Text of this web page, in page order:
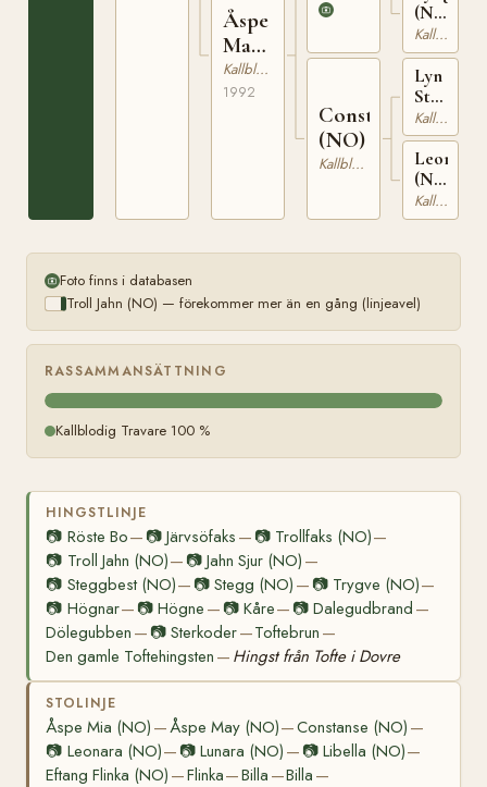
Åspe
May
(NO)
Kallblodig Travare
1992
Constanse
(NO)
Kallblodig Travare
(NO)
T-
23043
Kallblodig Travare
Lyn
Ståle
(NO)
T-
2034
Kallblodig Travare
Leonara
(NO)
T-
22002
Kallblodig Travare
Foto finns i databasen
Troll Jahn (NO) — förekommer mer än en gång (linjeavel)
RASSAMMANSÄTTNING
Kallblodig Travare 100 %
HINGSTLINJE
📷 Röste Bo— 📷Järvsöfaks — 📷 Trollfaks (NO)—
📷 Troll Jahn (NO)— 📷Jahn Sjur (NO) —
📷 Steggbest (NO)— 📷Stegg (NO) — 📷 Trygve (NO)—
📷 Högnar— 📷Högne — 📷 Kåre— 📷 Dalegudbrand —
Dölegubben — 📷Sterkoder—Toftebrun —
Den gamle Toftehingsten — Hingst från Tofte i Dovre
STOLINJE
Åspe Mia (NO) —Åspe May (NO)—Constanse (NO) —
📷 Leonara (NO)— 📷Lunara (NO) — 📷 Libella (NO)—
Eftang Flinka (NO) —Flinka—Billa —Billa —